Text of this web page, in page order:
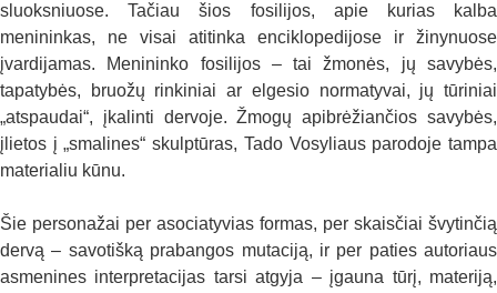
sluoksniuose. Tačiau šios fosilijos, apie kurias kalba
menininkas, ne visai atitinka enciklopedijose ir žinynuose
įvardijamas. Menininko fosilijos – tai žmonės, jų savybės,
tapatybės, bruožų rinkiniai ar elgesio normatyvai, jų tūriniai
„atspaudai“, įkalinti dervoje. Žmogų apibrėžiančios savybės,
įlietos į „smalines“ skulptūras, Tado Vosyliaus parodoje tampa
materialiu kūnu.
Šie personažai per asociatyvias formas, per skaisčiai švytinčią
dervą – savotišką prabangos mutaciją, ir per paties autoriaus
asmenines interpretacijas tarsi atgyja – įgauna tūrį, materiją,